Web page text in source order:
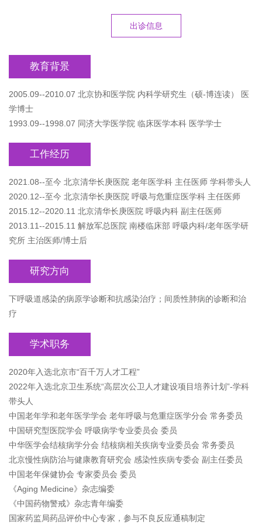
出诊信息
教育背景
2005.09--2010.07 北京协和医学院 内科学研究生（硕-博连读） 医
学博士
1993.09--1998.07 同济大学医学院 临床医学本科 医学学士
工作经历
2021.08--至今 北京清华长庚医院 老年医学科 主任医师 学科带头人
2020.12--至今 北京清华长庚医院 呼吸与危重症医学科 主任医师
2015.12--2020.11 北京清华长庚医院 呼吸内科 副主任医师
2013.11--2015.11 解放军总医院 南楼临床部 呼吸内科/老年医学研
究所 主治医师/博士后
研究方向
下呼吸道感染的病原学诊断和抗感染治疗；间质性肺病的诊断和治
疗
学术职务
2020年入选北京市“百千万人才工程”
2022年入选北京卫生系统“高层次公卫人才建设项目培养计划”-学科
带头人
中国老年学和老年医学学会 老年呼吸与危重症医学分会 常务委员
中国研究型医院学会 呼吸病学专业委员会 委员
中华医学会结核病学分会 结核病相关疾病专业委员会 常务委员
北京慢性病防治与健康教育研究会 感染性疾病专委会 副主任委员
中国老年保健协会 专家委员会 委员
《Aging Medicine》杂志编委
《中国药物警戒》杂志青年编委
国家药监局药品评价中心专家，参与不良反应通稿制定